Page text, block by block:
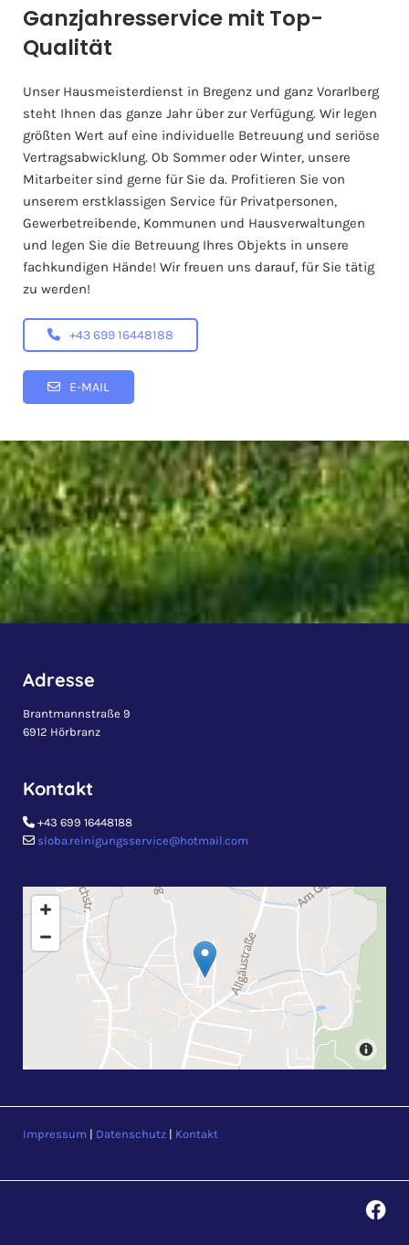
Ganzjahresservice mit Top-
Qualität
Unser Hausmeisterdienst in Bregenz und ganz Vorarlberg
steht Ihnen das ganze Jahr über zur Verfügung. Wir legen
größten Wert auf eine individuelle Betreuung und seriöse
Vertragsabwicklung. Ob Sommer oder Winter, unsere
Mitarbeiter sind gerne für Sie da. Profitieren Sie von
unserem erstklassigen Service für Privatpersonen,
Gewerbetreibende, Kommunen und Hausverwaltungen
und legen Sie die Betreuung Ihres Objekts in unsere
fachkundigen Hände! Wir freuen uns darauf, für Sie tätig
zu werden!
+43 699 16448188
E-MAIL
Adresse
Brantmannstraße 9
6912 Hörbranz
Kontakt
 +43 699 16448188
 sloba.reinigungsservice@hotmail.com
Impressum | Datenschutz | Kontakt